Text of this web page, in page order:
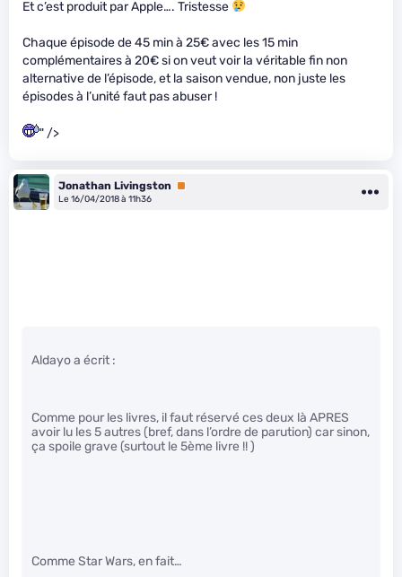
Et c’est produit par Apple…. Tristesse
Chaque épisode de 45 min à 25€ avec les 15 min
complémentaires à 20€ si on veut voir la véritable fin non
alternative de l’épisode, et la saison vendue, non juste les
épisodes à l’unité faut pas abuser !
" />
Jonathan Livingston
Premium
Le 16/04/2018 à 11h36
Aldayo a écrit :
Comme pour les livres, il faut réservé ces deux là APRES
avoir lu les 5 autres (bref, dans l’ordre de parution) car sinon,
ça spoile grave (surtout le 5ème livre !! )
Comme Star Wars, en fait…